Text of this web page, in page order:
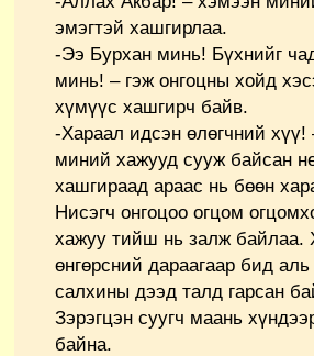
эмэгтэй хашгирлаа.
-Ээ Бурхан минь! Бүхнийг
минь! – гэж онгоцны хойд
хүмүүс хашгирч байв.
-Хараал идсэн өлөгчний хүү!
миний хажууд сууж байсан
хашгираад араас нь бөөн
Нисэгч онгоцоо огцом
хажуу тийш нь залж байлаа.
өнгөрсний дараагаар бид
салхины дээд талд гарсан
Зэрэгцэн суугч маань
байна.